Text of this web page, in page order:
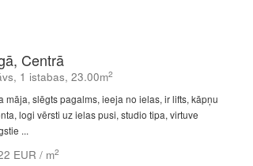
Centrā
1 istabas, 23.00m2
māja, slēgts pagalms, ieeja no ielas, ir lifts, kāpņu
logi vērsti uz ielas pusi, studio tipa, virtuve
...
EUR / m2